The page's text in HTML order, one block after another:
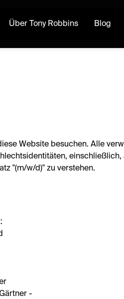
Über Tony Robbins Blog
Website besuchen. Alle
"(m/w/d)" zu verstehen.
-